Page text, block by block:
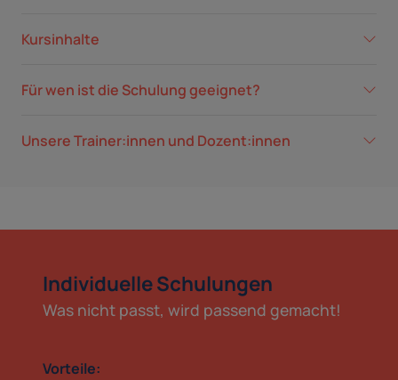
Kursinhalte
Für wen ist die Schulung geeignet?
Unsere Trainer:innen und Dozent:innen
Individuelle Schulungen
Was nicht passt, wird passend gemacht!
Vorteile: